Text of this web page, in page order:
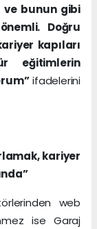
ve bunun gibi
Doğru
kapıları
eğitimlerin
ifadelerini
kariyer
web
ise Garaj